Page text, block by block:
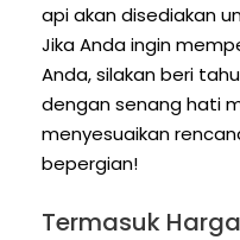
api akan disediakan
Jika Anda ingin
Anda, silakan beri
dengan senang hati
menyesuaikan
bepergian!
Termasuk Harga